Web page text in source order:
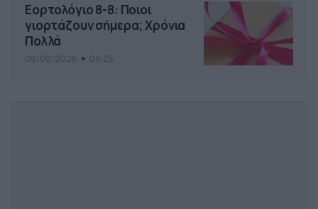
Εορτολόγιο 8-8: Ποιοι
γιορτάζουν σήμερα; Χρόνια
Πολλά